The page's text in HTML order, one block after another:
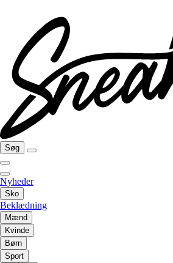
Søg
Nyheder
Sko
Beklædning
Mænd
Kvinde
Børn
Sport